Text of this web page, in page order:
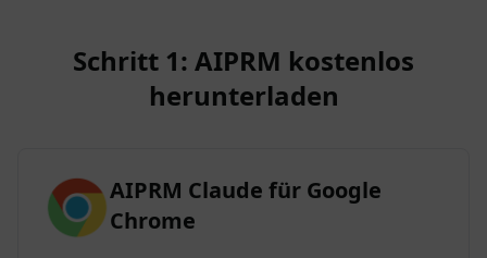
Schritt 1: AIPRM kostenlos
herunterladen
AIPRM Claude für Google
Chrome